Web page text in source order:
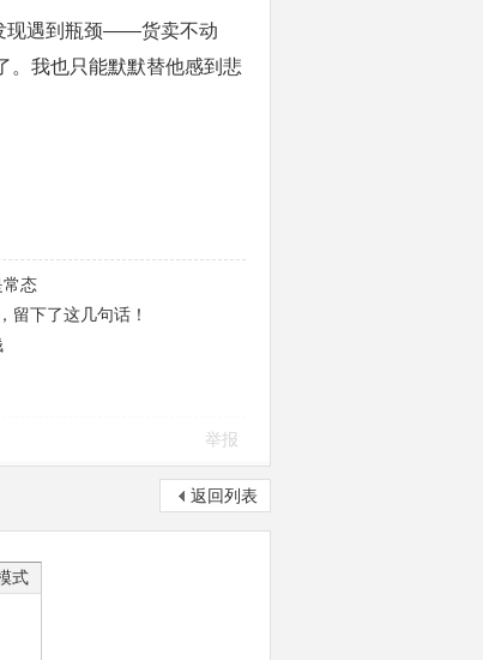
现遇到瓶颈——货卖不动
。我也只能默默替他感到悲
态
留下了这几句话！
举报
返回列表
式